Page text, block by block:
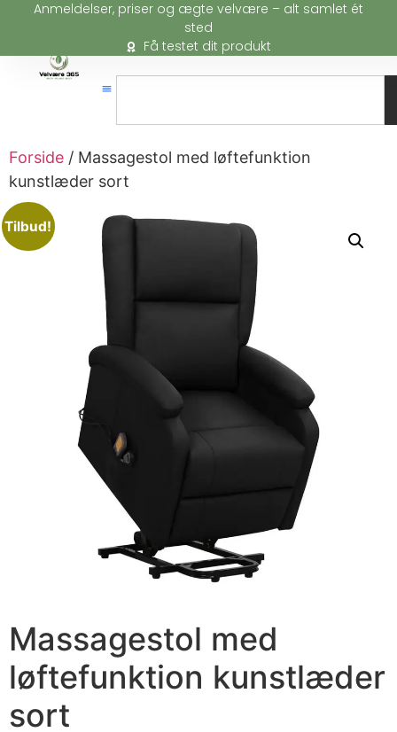
Anmeldelser, priser og ægte velvære – alt samlet ét
sted
Få testet dit produkt
Forside / Massagestol med løftefunktion
kunstlæder sort
Tilbud!
Massagestol med
løftefunktion kunstlæder
sort